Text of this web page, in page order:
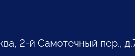
2-й Самотечный пер.,